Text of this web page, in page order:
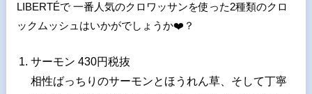
LIBERTÉで 一番人気のクロワッサンを使った2種類のクロ
ックムッシュはいかがでしょうか❤ ？
サーモン 430円税抜
相性ばっちりのサーモンとほうれん草、そして丁寧